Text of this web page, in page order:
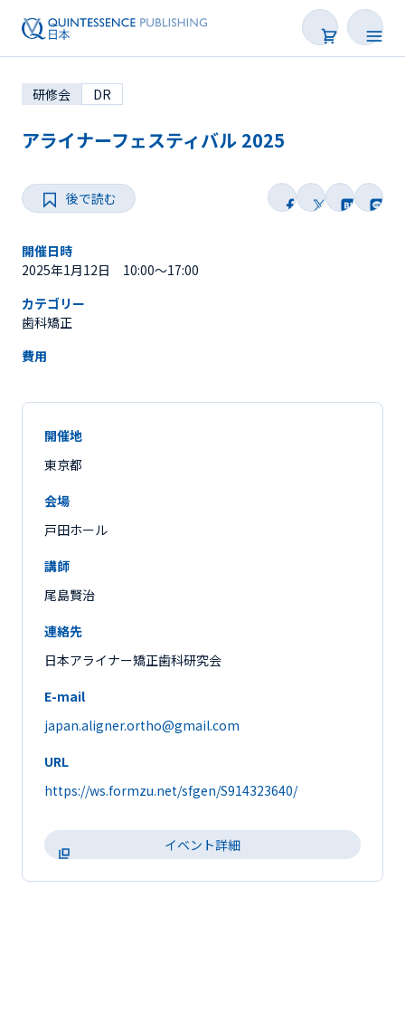
学会・研修会一覧
研修会 DR
アライナーフェスティバル 2025
後で読む
開催日時
2025年1月12日 10:00～17:00
カテゴリー
歯科矯正
費用
開催地
東京都
会場
戸田ホール
講師
尾島賢治
連絡先
日本アライナー矯正歯科研究会
E-mail
japan.aligner.ortho@gmail.com
URL
https://ws.formzu.net/sfgen/S914323640/
イベント詳細